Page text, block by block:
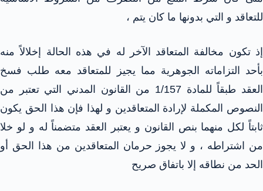
للتعاقد و التي بدونها ما كان يتم ،
إذ تكون مخالفة المتعاقد الآخر له في هذه الحالة إخلالاً منه
بأحد التزاماته الجوهرية مما يجيز للمتعاقد معه طلب فسخ
العقد طبقاً للمادة 1/157 من القانون المدني التي تعتبر من
النصوص المكملة لإرادة المتعاقدين و لهذا فإن هذا الحق يكون
ثابتاً لكل منهما بنص القانون و يعتبر العقد متضمناً له و لو خلا
من اشتراطه ، و لا يجوز حرمان المتعاقدين من هذا الحق أو
الحد من نطاقه إلا باتفاق صريح